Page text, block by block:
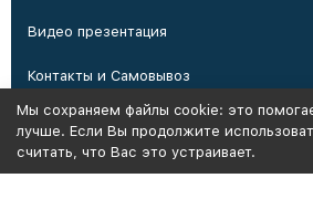
Видео презентация
Контакты и Самовывоз
Производство
Мы сохраняем файлы cookie: это
лучше. Если Вы продолжите
считать, что Вас это устраивает.